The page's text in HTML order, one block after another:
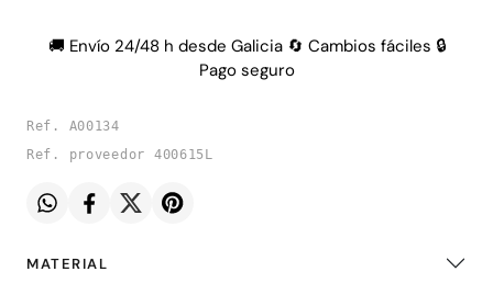
🚚 Envío 24/48 h desde Galicia 🔄 Cambios fáciles 🔒
Pago seguro
Ref. A00134
Ref. proveedor 400615L
MATERIAL